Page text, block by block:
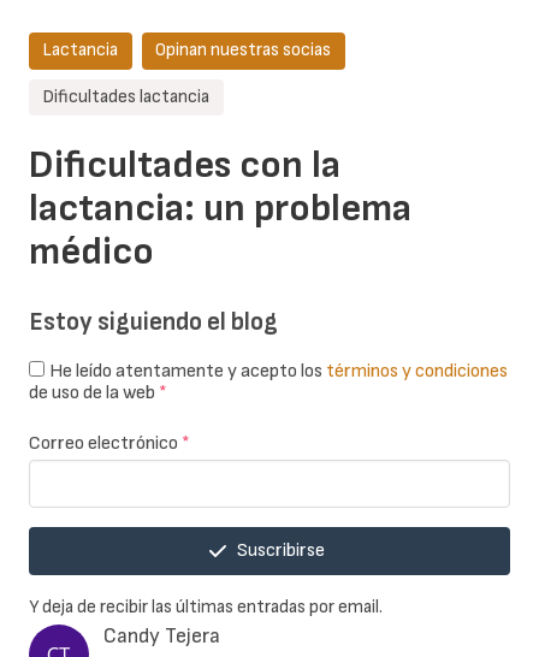
Candy Tejera
Dificultades con la
lactancia: un problema
médico
Lactancia Opinan nuestras socias
Dificultades lactancia
Estoy siguiendo el blog
He leído atentamente y acepto los términos y condiciones
de uso de la web *
Correo electrónico *
Suscribirse
Y deja de recibir las últimas entradas por email.